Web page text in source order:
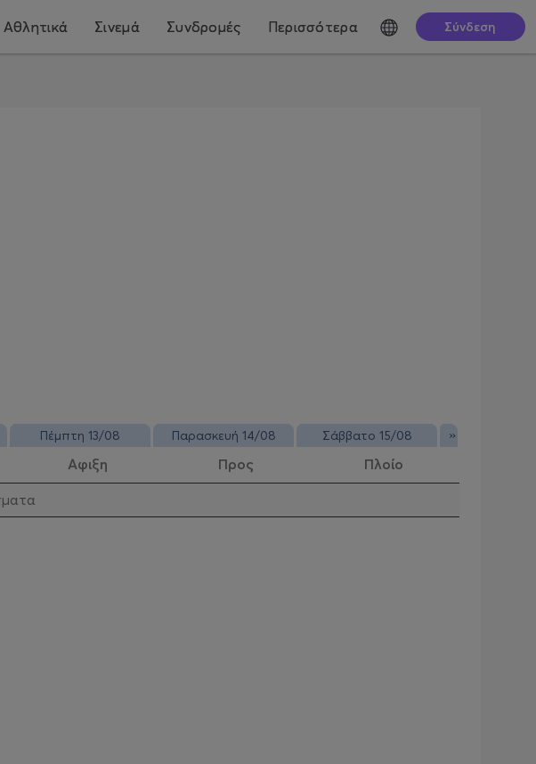
Αθλητικά Σινεμά Συνδρομές Περισσότερα Σύνδεση
Πέμπτη 13/08 Παρασκευή 14/08 Σάββατο 15/08 »
Αφιξη Προς
Πλοίο